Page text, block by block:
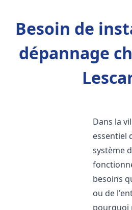
Besoin de
dépannage
Dans la
essentiel
système
besoins
ou de
pourquoi